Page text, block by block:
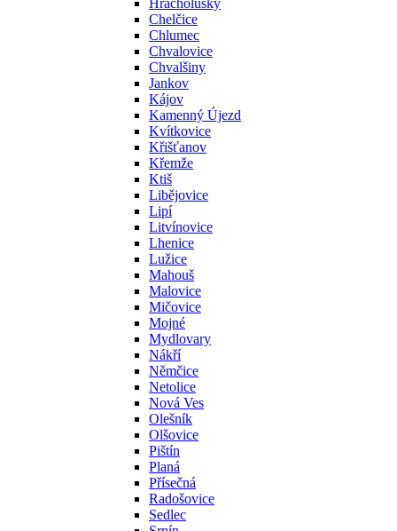
Hracholusky
Chelčice
Chlumec
Chvalovice
Chvalšiny
Jankov
Kájov
Kamenný Újezd
Kvítkovice
Křišťanov
Křemže
Ktiš
Libějovice
Lipí
Litvínovice
Lhenice
Lužice
Mahouš
Malovice
Mičovice
Mojné
Mydlovary
Nákří
Němčice
Netolice
Nová Ves
Olešník
Olšovice
Pištín
Planá
Přísečná
Radošovice
Sedlec